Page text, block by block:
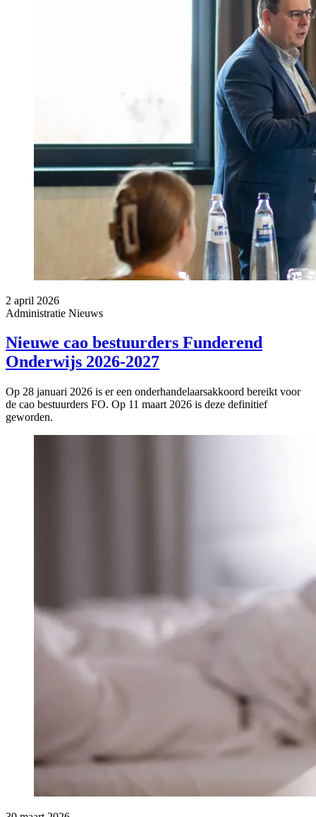
2 april 2026
Administratie Nieuws
Nieuwe cao bestuurders Funderend
Onderwijs 2026-2027
Op 28 januari 2026 is er een onderhandelaarsakkoord bereikt voor
de cao bestuurders FO. Op 11 maart 2026 is deze definitief
geworden.